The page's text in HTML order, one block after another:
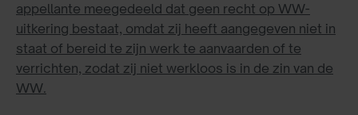
appellante meegedeeld dat geen recht op WW-
uitkering bestaat, omdat zij heeft aangegeven niet in
staat of bereid te zijn werk te aanvaarden of te
verrichten, zodat zij niet werkloos is in de zin van de
WW.